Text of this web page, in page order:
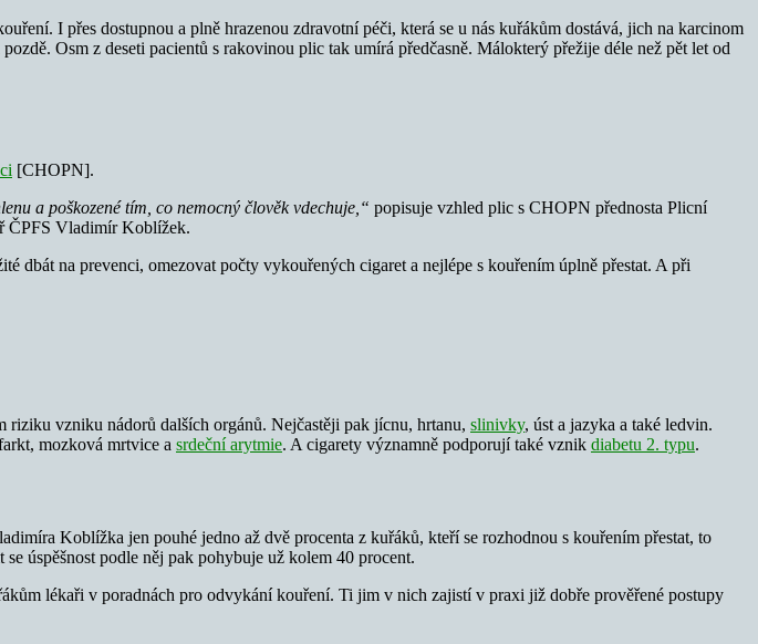
I přes dostupnou a plně hrazenou zdravotní péči, která se u nás kuřákům dostává, jich na karcinom
Osm z deseti pacientů s rakovinou plic tak umírá předčasně. Málokterý přežije déle než pět let od
[CHOPN].
a poškozené tím, co nemocný člověk vdechuje,“ popisuje vzhled plic s CHOPN přednosta Plicní
ČPFS Vladimír Koblížek.
dbát na prevenci, omezovat počty vykouřených cigaret a nejlépe s kouřením úplně přestat. A při
vzniku nádorů dalších orgánů. Nejčastěji pak jícnu, hrtanu, slinivky, úst a jazyka a také ledvin.
mozková mrtvice a srdeční arytmie. A cigarety významně podporují také vznik diabetu 2. typu.
Koblížka jen pouhé jedno až dvě procenta z kuřáků, kteří se rozhodnou s kouřením přestat, to
úspěšnost podle něj pak pohybuje už kolem 40 procent.
lékaři v poradnách pro odvykání kouření. Ti jim v nich zajistí v praxi již dobře prověřené postupy